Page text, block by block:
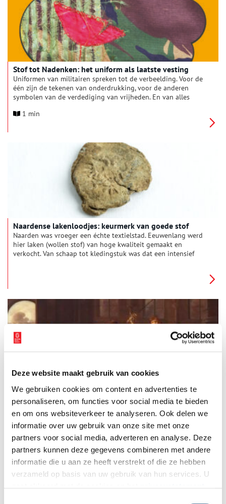
Deze website maakt gebruik van cookies
We gebruiken cookies om content en advertenties te
personaliseren, om functies voor social media te bieden
en om ons websiteverkeer te analyseren. Ook delen we
informatie over uw gebruik van onze site met onze
partners voor social media, adverteren en analyse. Deze
partners kunnen deze gegevens combineren met andere
informatie die u aan ze heeft verstrekt of die ze hebben
verzameld op basis van uw gebruik van hun services. U
Stof tot Nadenken: het uniform als laatste vesting
Uniformen van militairen spreken tot de verbeelding. Voor de
één zijn de tekenen van onderdrukking, voor de anderen
symbolen van de verdediging van vrijheden. En van alles
1 min
Naardense lakenloodjes: keurmerk van goede stof
Naarden was vroeger een échte textielstad. Eeuwenlang werd
hier laken (wollen stof) van hoge kwaliteit gemaakt en
verkocht. Van schaap tot kledingstuk was dat een intensief
het Mui­der­slot
Drama! Op dit schilderij uit de collectie van het Muiderslot is
de slotscène van Lucelle te zien – een toneelstuk geschreven
door Gerbrand Adriaenszoon Bredero. Net zoals Romeo en Julia
zijn de hoofdrolspelers Lucelle en Ascagnes ‘star-crossed
lovers’. Naast de afgebeelde scène, valt de kleur van de kleding
op. De rode broek, het goud-gele jak, de roze cape…